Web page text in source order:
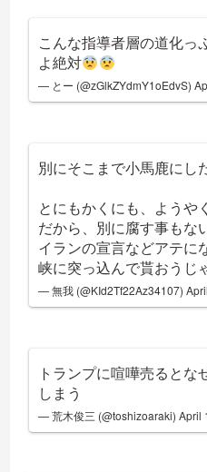
こんな指導者層の道化っ
よ絶対
— とー (@zGlkZYdmY1oEdvS)
別にそこまで小馬鹿にし
とにもかくにも、ようや
だから、別に腐す事もな
イランの宣言などアテに
峡に突っ込んで貰おうじ
— 無我 (@KId2Tf22Az34107)
トランプに喧嘩売るとな
しまう
— 荒木俊三 (@toshizoaraki)April